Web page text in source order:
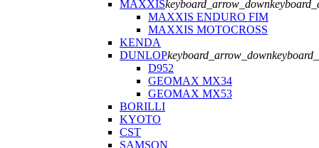
MAXXISkeyboard_arrow_down
MAXXIS ENDURO FIM
MAXXIS MOTOCROSS
KENDA
DUNLOPkeyboard_arrow_down
D952
GEOMAX MX34
GEOMAX MX53
BORILLI
KYOTO
CST
SAMSON